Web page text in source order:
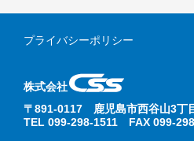
プライバシーポリシー
株式会社
〒891-0117 鹿児島市西谷山3丁
TEL 099-298-1511 FAX 099-